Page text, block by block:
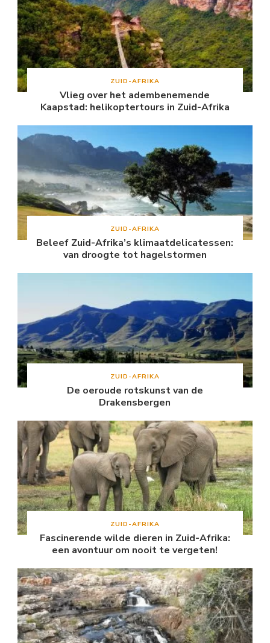
ZUID-AFRIKA
Vlieg over het adembenemende
Kaapstad: helikoptertours in Zuid-Afrika
ZUID-AFRIKA
Beleef Zuid-Afrika’s klimaatdelicatessen:
van droogte tot hagelstormen
ZUID-AFRIKA
De oeroude rotskunst van de
Drakensbergen
ZUID-AFRIKA
Fascinerende wilde dieren in Zuid-Afrika:
een avontuur om nooit te vergeten!